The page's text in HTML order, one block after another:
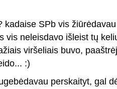
kadaise SPb vis
vis neleisdavo išleist tų
viršeliais buvo,
:)
perskaityt, gal